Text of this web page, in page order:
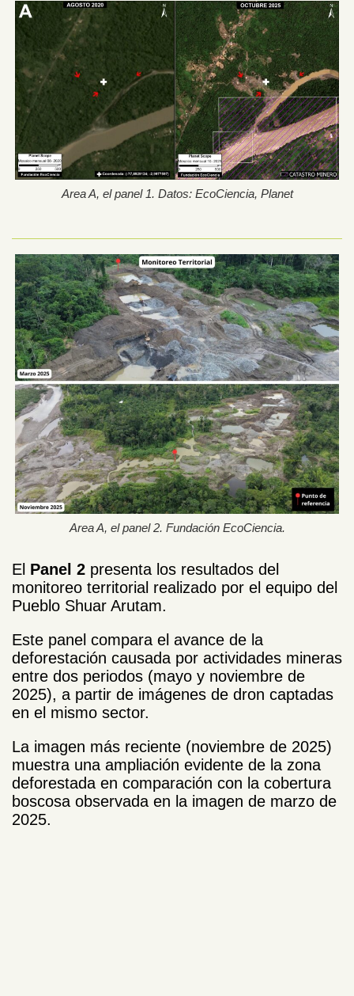
Area A, el panel 1. Datos: EcoCiencia, Planet
Area A, el panel 2. Fundación EcoCiencia.
El Panel 2 presenta los resultados del
monitoreo territorial realizado por el equipo del
Pueblo Shuar Arutam.
Este panel compara el avance de la
deforestación causada por actividades mineras
entre dos periodos (mayo y noviembre de
2025), a partir de imágenes de dron captadas
en el mismo sector.
La imagen más reciente (noviembre de 2025)
muestra una ampliación evidente de la zona
deforestada en comparación con la cobertura
boscosa observada en la imagen de marzo de
2025.